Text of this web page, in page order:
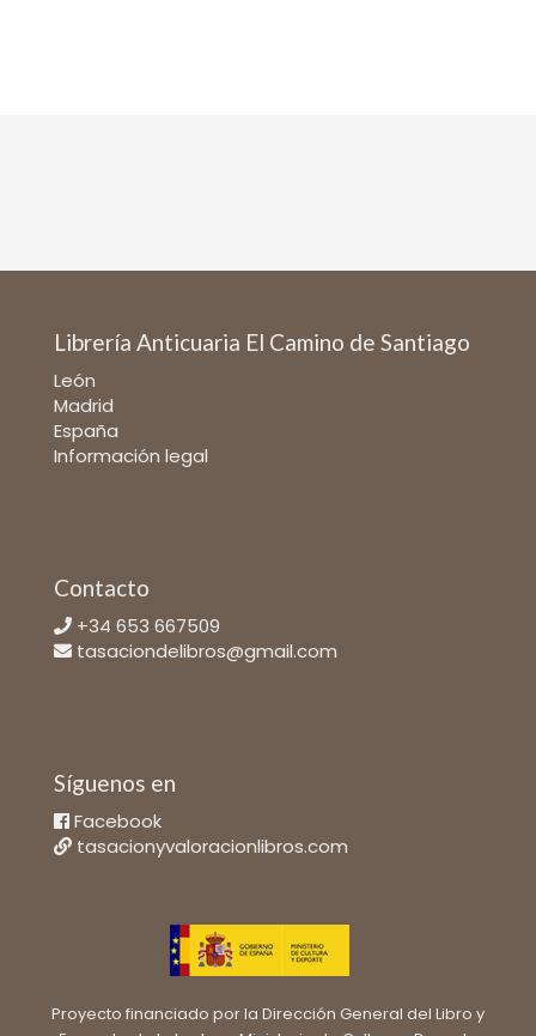
Librería Anticuaria El Camino de Santiago
León
Madrid
España
Información legal
Contacto
+34 653 667509
tasaciondelibros@gmail.com
Síguenos en
Facebook
tasacionyvaloracionlibros.com
Proyecto financiado por la Dirección General del Libro y